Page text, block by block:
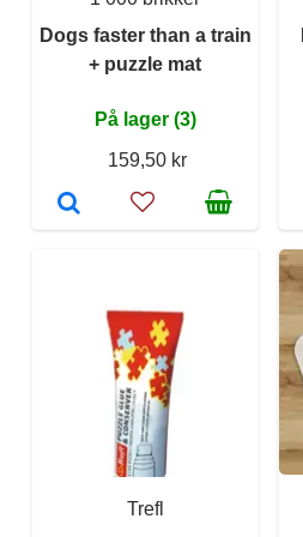
Dogs faster than a train
+ puzzle mat
På lager (3)
159,50 kr
Trefl